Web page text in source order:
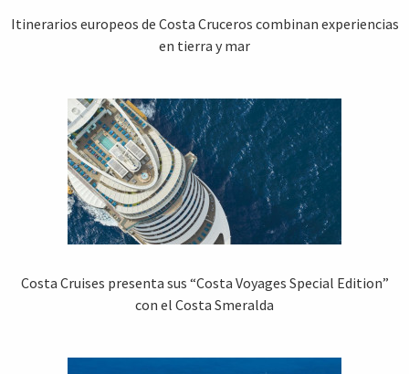
Itinerarios europeos de Costa Cruceros combinan experiencias
en tierra y mar
Costa Cruises presenta sus “Costa Voyages Special Edition”
con el Costa Smeralda